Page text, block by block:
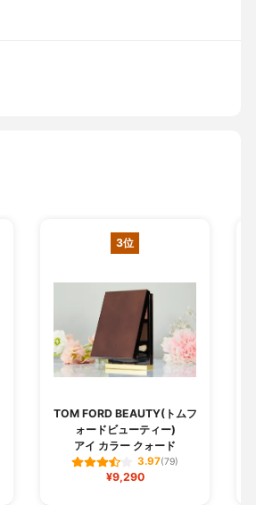
3位
TOM FORD BEAUTY(トムフ
ォードビューティー)
アイ カラー クォード
3.97(79)
¥9,290